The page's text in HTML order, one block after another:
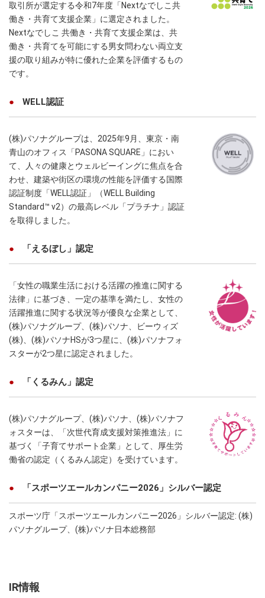
取引所が選定する令和7年度「Nextなでしこ共
働き・共育て支援企業」に選定されました。
Nextなでしこ 共働き・共育て支援企業は、共
働き・共育てを可能にする男女問わない両立支
援の取り組みが特に優れた企業を評価するもの
です。
WELL認証
(株)パソナグループは、2025年9月、東京・南
青山のオフィス「PASONA SQUARE」におい
て、人々の健康とウェルビーイングに焦点を合
わせ、建築や街区の環境の性能を評価する国際
認証制度「WELL認証」（WELL Building
Standard™ v2）の最高レベル「プラチナ」認証
を取得しました。
「えるぼし」認定
「女性の職業生活における活躍の推進に関する
法律」に基づき、一定の基準を満たし、女性の
活躍推進に関する状況等が優良な企業として、
(株)パソナグループ、(株)パソナ、ビーウィズ
(株)、(株)パソナHSが3つ星に、(株)パソナフォ
スターが2つ星に認定されました。
「くるみん」認定
(株)パソナグループ、(株)パソナ、(株)パソナフ
ォスターは、「次世代育成支援対策推進法」に
基づく「子育てサポート企業」として、厚生労
働省の認定（くるみん認定）を受けています。
「スポーツエールカンパニー2026」シルバー認定
スポーツ庁「スポーツエールカンパニー2026」シルバー認定: (株)
パソナグループ、(株)パソナ日本総務部
IR情報